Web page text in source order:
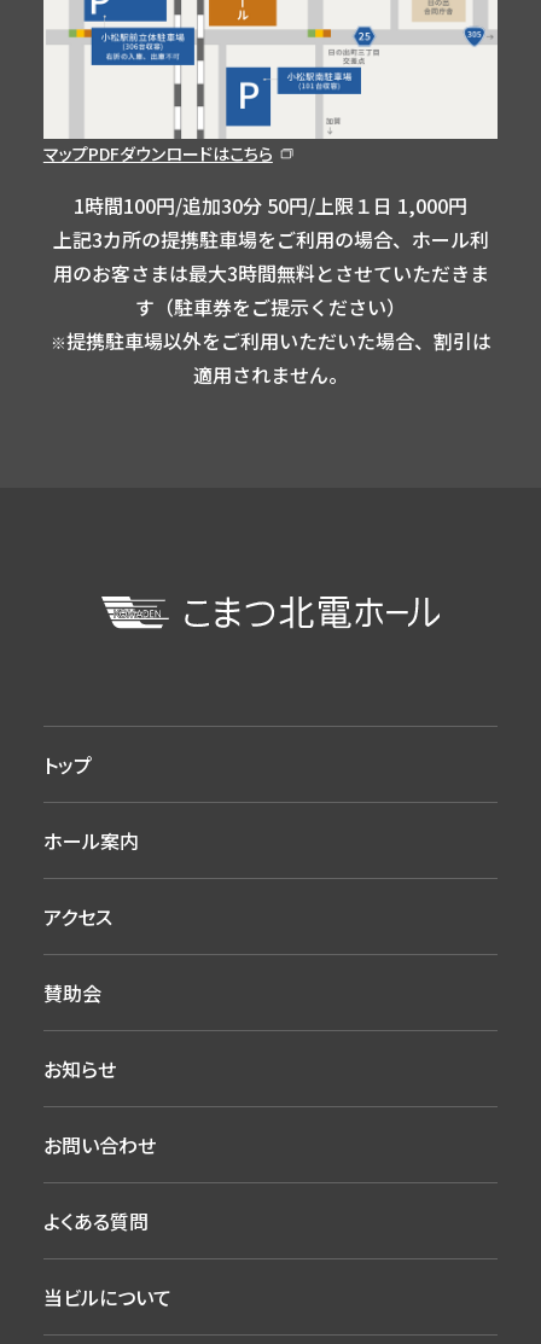
マップPDFダウンロードはこちら
1時間100円/追加30分 50円/上限１日 1,000円
上記3カ所の提携駐車場をご利用の場合、ホール利
用のお客さまは最大3時間無料とさせていただきま
す（駐車券をご提示ください）
※提携駐車場以外をご利用いただいた場合、割引は
適用されません。
トップ
ホール案内
アクセス
賛助会
お知らせ
お問い合わせ
よくある質問
当ビルについて